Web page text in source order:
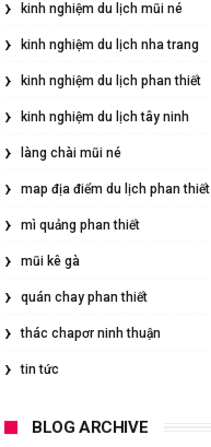
kinh nghiệm du lịch mũi né
kinh nghiệm du lịch nha trang
kinh nghiệm du lịch phan thiết
kinh nghiệm du lịch tây ninh
làng chài mũi né
map địa điểm du lịch phan thiết
mì quảng phan thiết
mũi kê gà
quán chay phan thiết
thác chapơr ninh thuận
tin tức
BLOG ARCHIVE